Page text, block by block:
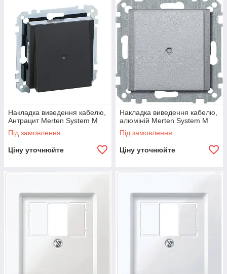
Накладка виведення кабелю,
Антрацит Merten System M
Під замовлення
Ціну уточнюйте
Накладка виведення кабелю,
алюміній Merten System M
Під замовлення
Ціну уточнюйте